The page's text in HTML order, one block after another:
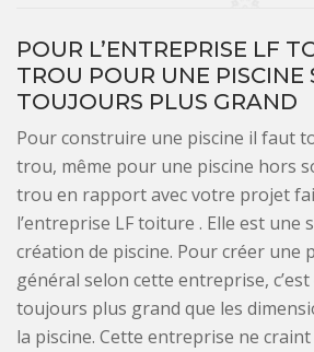
POUR L’ENTREPRISE LF
TROU POUR UNE PISCINE
TOUJOURS PLUS GRAND
Pour construire une piscine il faut
trou, même pour une piscine hors
trou en rapport avec votre projet
l’entreprise LF toiture . Elle est une
création de piscine. Pour créer une
général selon cette entreprise,
toujours plus grand que les
la piscine. Cette entreprise ne